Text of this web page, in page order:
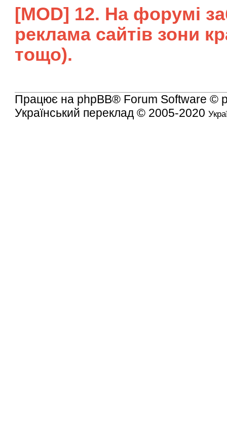
[MOD] 12. На форумі
реклама сайтів зони
тощо).
Працює на phpBB® Forum Software ©
Український переклад © 2005-2020